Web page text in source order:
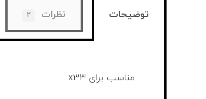
توضیحات نظرات ۲
مناسب برای x۳۳